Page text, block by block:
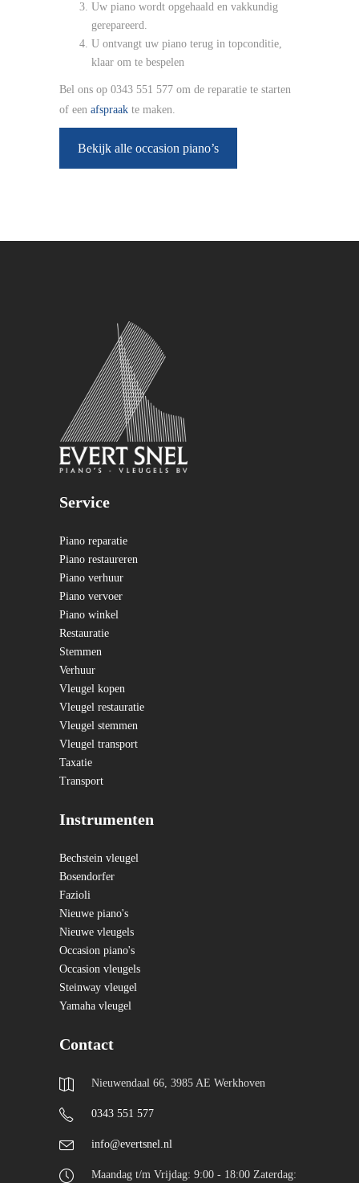
Uw piano wordt opgehaald en vakkundig
gerepareerd.
U ontvangt uw piano terug in topconditie,
klaar om te bespelen
Bel ons op 0343 551 577 om de reparatie te starten
of een afspraak te maken.
Bekijk alle occasion piano’s
Service
Piano reparatie
Piano restaureren
Piano verhuur
Piano vervoer
Piano winkel
Restauratie
Stemmen
Verhuur
Vleugel kopen
Vleugel restauratie
Vleugel stemmen
Vleugel transport
Taxatie
Transport
Instrumenten
Bechstein vleugel
Bosendorfer
Fazioli
Nieuwe piano's
Nieuwe vleugels
Occasion piano's
Occasion vleugels
Steinway vleugel
Yamaha vleugel
Contact
Nieuwendaal 66, 3985 AE Werkhoven
0343 551 577
info@evertsnel.nl
Maandag t/m Vrijdag: 9:00 - 18:00 Zaterdag: